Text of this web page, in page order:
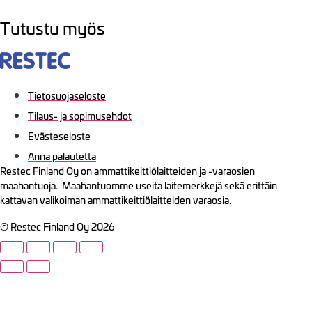
Tutustu myös
Tietosuojaseloste
Tilaus- ja sopimusehdot
Evästeseloste
Anna palautetta
Restec Finland Oy on ammattikeittiölaitteiden ja -varaosien
maahantuoja. Maahantuomme useita laitemerkkejä sekä erittäin
kattavan valikoiman ammattikeittiölaitteiden varaosia.
© Restec Finland Oy 2026